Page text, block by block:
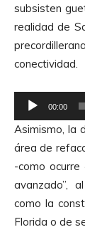
subsisten
realidad de
conectividad.
e
p
r
o
d
u
c
00:00
Asimismo, la
área de
-como
avanzado”,
como la
Florida o de